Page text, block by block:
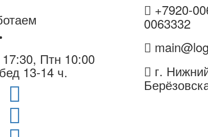
Птн 10:00
13-14 ч.
+7920-
0063332
г.